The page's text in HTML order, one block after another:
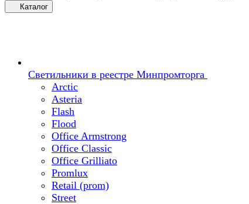
Каталог
Светильники в реестре Минпромторга
Arctic
Asteria
Flash
Flood
Office Armstrong
Office Classic
Office Grilliato
Promlux
Retail (prom)
Street